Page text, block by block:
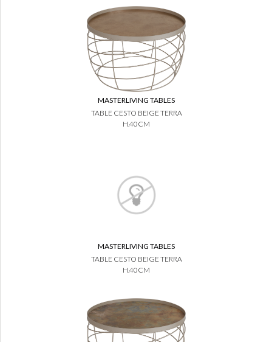
MASTERLIVING TABLES
TABLE CESTO BEIGE TERRA
H.40CM
MASTERLIVING TABLES
TABLE CESTO BEIGE TERRA
H.40CM